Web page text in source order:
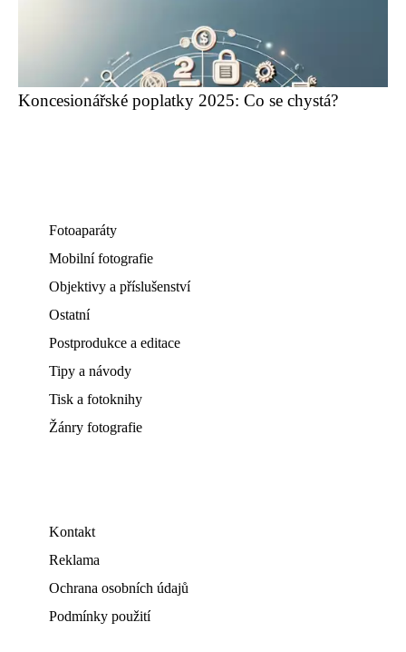
Koncesionářské poplatky 2025: Co se chystá?
Fotoaparáty
Mobilní fotografie
Objektivy a příslušenství
Ostatní
Postprodukce a editace
Tipy a návody
Tisk a fotoknihy
Žánry fotografie
Kontakt
Reklama
Ochrana osobních údajů
Podmínky použití